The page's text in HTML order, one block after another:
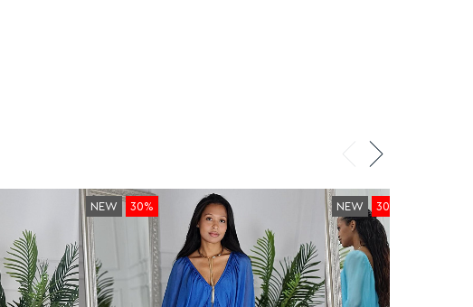
NEW 30% NEW 30%